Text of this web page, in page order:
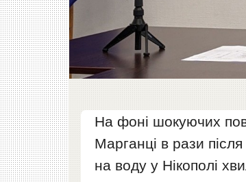
На фоні шокуючих
Марганці в рази
на воду у Нікополі